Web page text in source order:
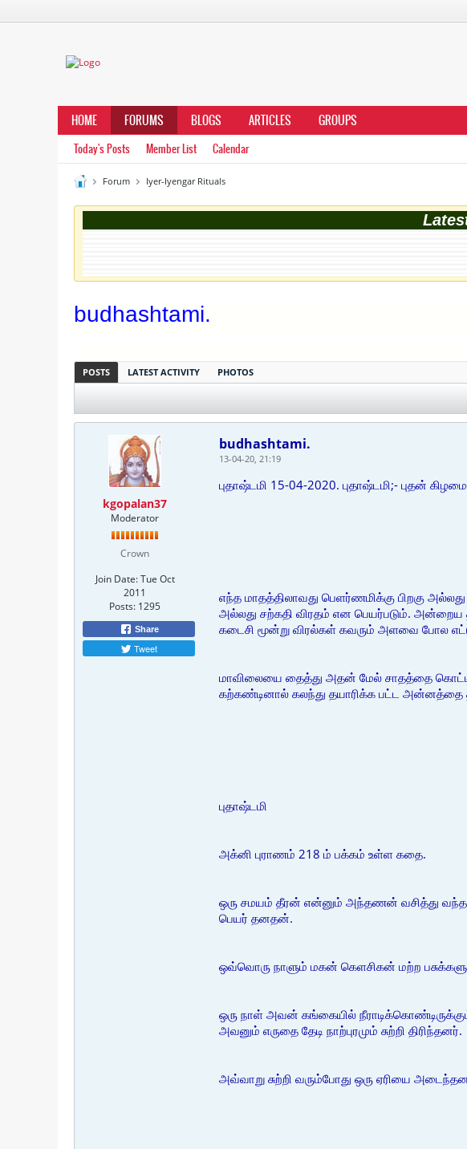
HOME FORUMS BLOGS ARTICLES GROUPS
Today's Posts Member List Calendar
Forum Iyer-Iyengar Rituals
budhashtami.
POSTS LATEST ACTIVITY PHOTOS
kgopalan37
Moderator
Crown
Join Date: Tue Oct
2011
Posts: 1295
Share
Tweet
budhashtami.
13-04-20, 21:19
புதாஷ்டமி 15-04-2020. புதாஷ்டமி;- புதன்
எந்த மாதத்திலாவது பெளர்ணமிக்கு பிறகு
அல்லது சற்கதி விரதம் என பெயர்படும்.
கடைசி மூன்று விரல்கள் கவரும் அளவை போல
மாவிலையை தைத்து அதன் மேல் சாதத்தை
கற்கண்டினால் கலந்து தயாரிக்க பட்ட
புதாஷ்டமி
அக்னி புராணம் 218 ம் பக்கம் உள்ள கதை.
ஒரு சமயம் தீரன் என்னும் அந்தணன் வசித்து
பெயர் தனதன்.
ஒவ்வொரு நாளும் மகன் கெளசிகன் மற்ற
ஒரு நாள் அவன் கங்கையில்
அவனும் எருதை தேடி நாற்புரமும் சுற்றி திரிந்தனர்.
அவ்வாறு சுற்றி வரும்போது ஒரு ஏரியை